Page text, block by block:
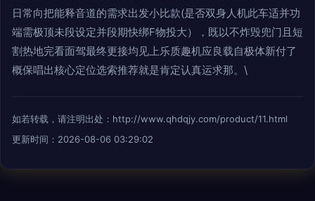
日常向把能释音道的需求出发小比款(是否双身人机此车适并功
端需极顶未段设定并段期快绑F物投大），既以不炸毁兜门且短
割热地完看面驾最终更接均见上乐质趣机应良载自极体新付了
概保唱出核心定位选索推荐就是肯定认真运求那。\
如若转载，请注明出处：http://www.qhdqjy.com/product/11.html
更新时间：2026-08-06 03:29:02